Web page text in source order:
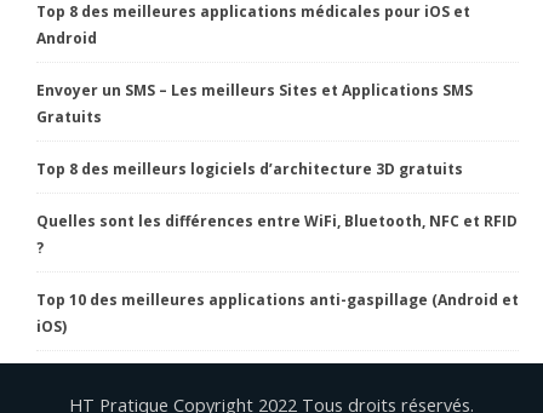
Top 8 des meilleures applications médicales pour iOS et
Android
Envoyer un SMS – Les meilleurs Sites et Applications SMS
Gratuits
Top 8 des meilleurs logiciels d’architecture 3D gratuits
Quelles sont les différences entre WiFi, Bluetooth, NFC et RFID
?
Top 10 des meilleures applications anti-gaspillage (Android et
iOS)
HT Pratique Copyright 2022 Tous droits réservés.